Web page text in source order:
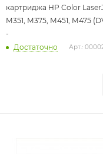
картриджа HP Color
M351, M375, M451, M475
-
Достаточно
Арт.: